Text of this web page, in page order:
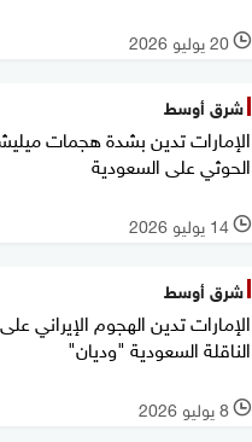
l 20 يوليو 2026
شرق أوسط
الإمارات تدين بشدة هجمات
الحوثي على السعودية
l 14 يوليو 2026
شرق أوسط
الإمارات تدين الهجوم الإيراني على
الناقلة السعودية "وديان"
l 8 يوليو 2026